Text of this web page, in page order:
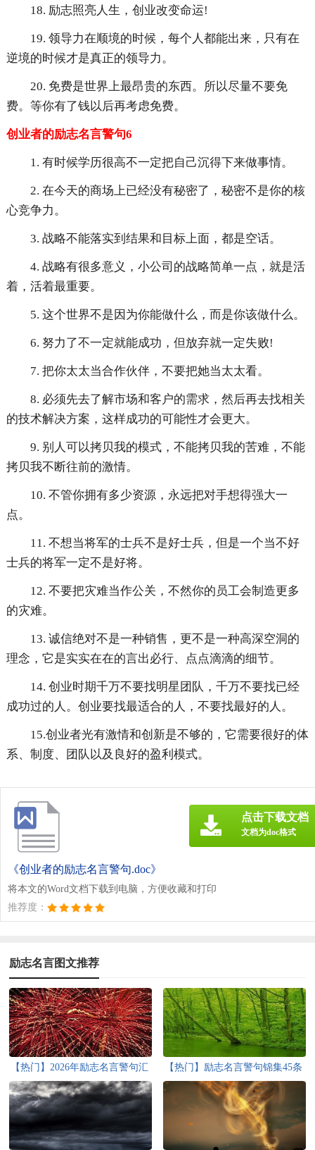
18. 励志照亮人生，创业改变命运!
19. 领导力在顺境的时候，每个人都能出来，只有在
逆境的时候才是真正的领导力。
20. 免费是世界上最昂贵的东西。所以尽量不要免
费。等你有了钱以后再考虑免费。
创业者的励志名言警句6
1. 有时候学历很高不一定把自己沉得下来做事情。
2. 在今天的商场上已经没有秘密了，秘密不是你的核
心竞争力。
3. 战略不能落实到结果和目标上面，都是空话。
4. 战略有很多意义，小公司的战略简单一点，就是活
着，活着最重要。
5. 这个世界不是因为你能做什么，而是你该做什么。
6. 努力了不一定就能成功，但放弃就一定失败!
7. 把你太太当合作伙伴，不要把她当太太看。
8. 必须先去了解市场和客户的需求，然后再去找相关
的技术解决方案，这样成功的可能性才会更大。
9. 别人可以拷贝我的模式，不能拷贝我的苦难，不能
拷贝我不断往前的激情。
10. 不管你拥有多少资源，永远把对手想得强大一
点。
11. 不想当将军的士兵不是好士兵，但是一个当不好
士兵的将军一定不是好将。
12. 不要把灾难当作公关，不然你的员工会制造更多
的灾难。
13. 诚信绝对不是一种销售，更不是一种高深空洞的
理念，它是实实在在的言出必行、点点滴滴的细节。
14. 创业时期千万不要找明星团队，千万不要找已经
成功过的人。创业要找最适合的人，不要找最好的人。
15.创业者光有激情和创新是不够的，它需要很好的体
系、制度、团队以及良好的盈利模式。
《创业者的励志名言警句.doc》
将本文的Word文档下载到电脑，方便收藏和打印
推荐度：
点击下载文档
文档为doc格式
励志名言图文推荐
【热门】2026年励志名言警句汇
总65条
【热门】励志名言警句锦集45条